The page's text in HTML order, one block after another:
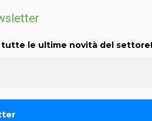
tutte le ultime novità del settore!